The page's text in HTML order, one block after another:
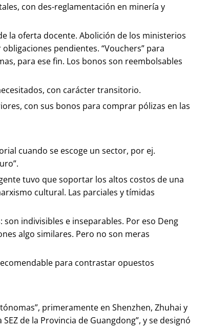
con des-reglamentación en minería y
la oferta docente. Abolición de los ministerios
pendientes. “Vouchers” para
para ese fin. Los bonos son reembolsables
con carácter transitorio.
con sus bonos para comprar pólizas en las
cuando se escoge un sector, por ej.
tuvo que soportar los altos costos de una
cultural. Las parciales y tímidas
indivisibles e inseparables. Por eso Deng
algo similares. Pero no son meras
para contrastar opuestos
primeramente en Shenzhen, Zhuhai y
de la Provincia de Guangdong”, y se designó